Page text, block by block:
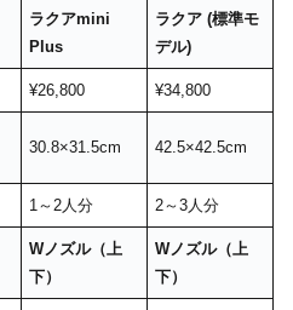
ラクアmini
Plus
ラクア (標準モ
デル)
¥26,800 ¥34,800
30.8×31.5cm 42.5×42.5cm
1～2人分 2～3人分
Wノズル（上
下）
Wノズル（上
下）